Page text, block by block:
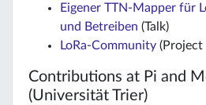
Eigener TTN-Mapper für
und Betreiben (Talk)
LoRa-Community (Project
Contributions at Pi and
(Universität Trier)